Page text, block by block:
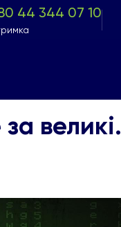
44 344 07 10
великі.